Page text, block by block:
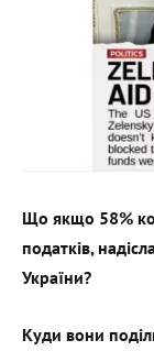
Що якщо 58%
податків,
України?
Куди вони